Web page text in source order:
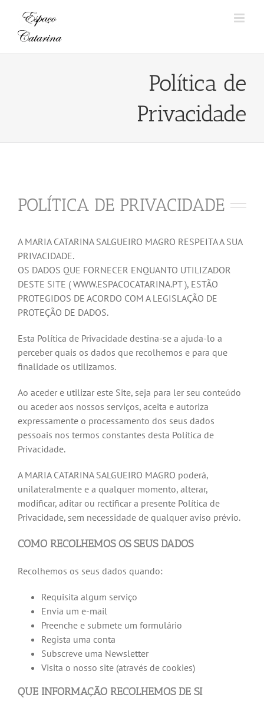
content
Política de
Privacidade
POLÍTICA DE PRIVACIDADE
A MARIA CATARINA SALGUEIRO MAGRO RESPEITA A SUA
PRIVACIDADE.
OS DADOS QUE FORNECER ENQUANTO UTILIZADOR
DESTE SITE ( WWW.ESPACOCATARINA.PT ), ESTÃO
PROTEGIDOS DE ACORDO COM A LEGISLAÇÃO DE
PROTEÇÃO DE DADOS.
Esta Política de Privacidade destina-se a ajuda-lo a
perceber quais os dados que recolhemos e para que
finalidade os utilizamos.
Ao aceder e utilizar este Site, seja para ler seu conteúdo
ou aceder aos nossos serviços, aceita e autoriza
expressamente o processamento dos seus dados
pessoais nos termos constantes desta Política de
Privacidade.
A MARIA CATARINA SALGUEIRO MAGRO poderá,
unilateralmente e a qualquer momento, alterar,
modificar, aditar ou rectificar a presente Política de
Privacidade, sem necessidade de qualquer aviso prévio.
COMO RECOLHEMOS OS SEUS DADOS
Recolhemos os seus dados quando:
Requisita algum serviço
Envia um e-mail
Preenche e submete um formulário
Regista uma conta
Subscreve uma Newsletter
Visita o nosso site (através de cookies)
QUE INFORMAÇÃO RECOLHEMOS DE SI